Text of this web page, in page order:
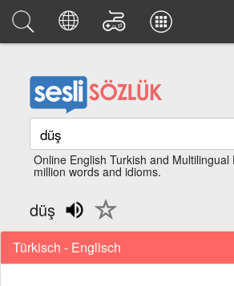
Online English Turkish and Multilingual
million words and idioms.
düş
Türkisch - Englisch